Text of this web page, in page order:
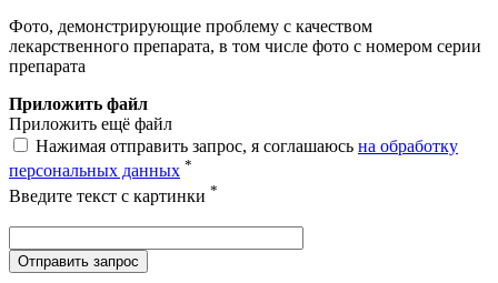
Фото, демонстрирующие проблему с качеством
лекарственного препарата, в том числе фото с номером серии
препарата
Приложить файл
Приложить ещё файл
Нажимая отправить запрос, я соглашаюсь на обработку
персональных данных *
Введите текст с картинки *
Отправить запрос